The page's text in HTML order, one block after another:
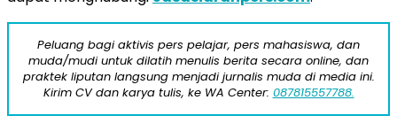
Peluang bagi aktivis pers pelajar, pers mahasiswa, dan
muda/mudi untuk dilatih menulis berita secara online, dan
praktek liputan langsung menjadi jurnalis muda di media ini.
Kirim CV dan karya tulis, ke WA Center: 087815557788.